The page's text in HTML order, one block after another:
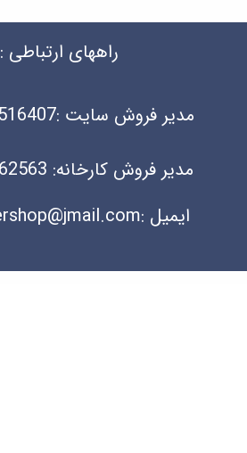
مدیر فروش کارخانه: 04533362563
راههای ارتباطی :
مدیر فروش سایت :09143516407
ایمیل :hajzakershop@jmail.com